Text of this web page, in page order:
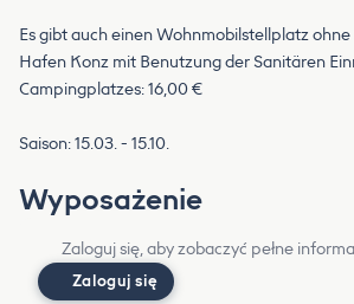
Es gibt auch einen Wohnmobilstellplatz
Hafen Konz mit Benutzung der Sanitären
Campingplatzes: 16,00 €
Saison: 15.03. - 15.10.
Wyposażenie
Zaloguj się, aby zobaczyć pełne
Zaloguj się